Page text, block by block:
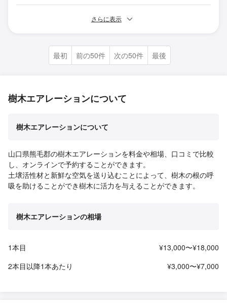
さらに表示
最初 前の50件 次の50件 最後
樹木エアレーションについて
樹木エアレーションについて
山口県熊毛郡の樹木エアレーションを料金や相場、口コミで比較
し、オンラインで予約することができます。
土壌活性材と新鮮な空気を送り込むことによって、樹木の根の呼
吸を助けることができ樹木に活力を与えることができます。
樹木エアレーションの相場
1本目
¥13,000〜¥18,000
2本目以降1本あたり
¥3,000〜¥7,000